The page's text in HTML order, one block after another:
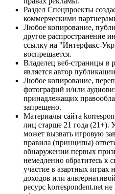
Раздел Спецпроекты
коммерческими
Любое копирование,
другое распространение
ссылку на "Интерфакс-
воспрещается.
Владелец веб-страницы в
является автор
Любое копирование,
фотографий и/или
принадлежащих
запрещено.
Материалы сайта
лиц старше 21 года (21+).
может вызвать игровую
правила (принципы)
обнаружении первых
немедленно обратитесь к
участие в азартных играх
доходов или
ресурс korrespondent.net